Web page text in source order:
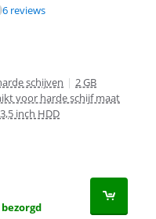
6 reviews.
6 reviews
schijven | 2 GB
voor harde schijf maat
inch HDD